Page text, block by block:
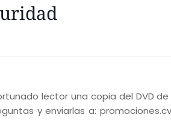
lector una copia del DVD de
y enviarlas a: